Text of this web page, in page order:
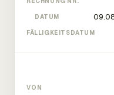
DATUM
FÄLLIGKEITSDATUM
VON